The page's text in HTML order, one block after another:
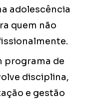
adolescência
quem não
programa de
disciplina,
e gestão